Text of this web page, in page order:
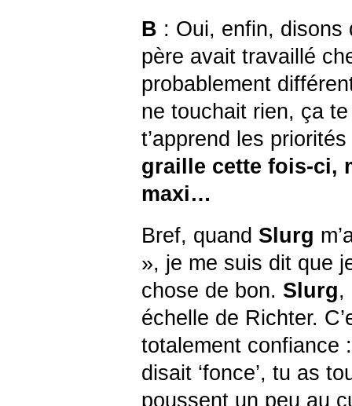
B : Oui, enfin, disons
père avait travaillé
probablement
ne touchait rien, ça
t’apprend les
graille cette fois-ci,
maxi…
Bref, quand Slurg
», je me suis dit que
chose de bon. Slurg,
échelle de Richter.
totalement confiance
disait ‘fonce’, tu as
poussent un peu au